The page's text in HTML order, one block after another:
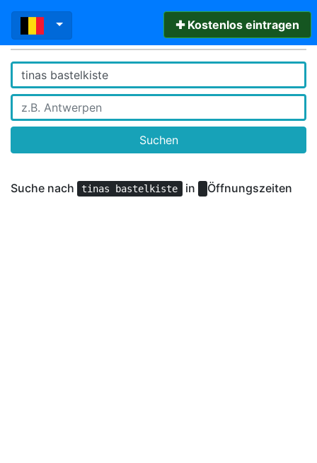
✚ Kostenlos eintragen
Suchen
Suche nach tinas bastelkiste in Öffnungszeiten